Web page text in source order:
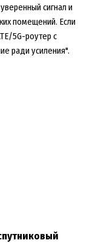
сигнал и
помещений. Если
5G-роутер с
ради усиления".